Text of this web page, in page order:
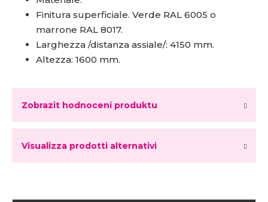
Finitura superficiale. Verde RAL 6005 o
marrone RAL 8017.
Larghezza /distanza assiale/: 4150 mm.
Altezza: 1600 mm.
Zobrazit hodnocení produktu
Visualizza prodotti alternativi